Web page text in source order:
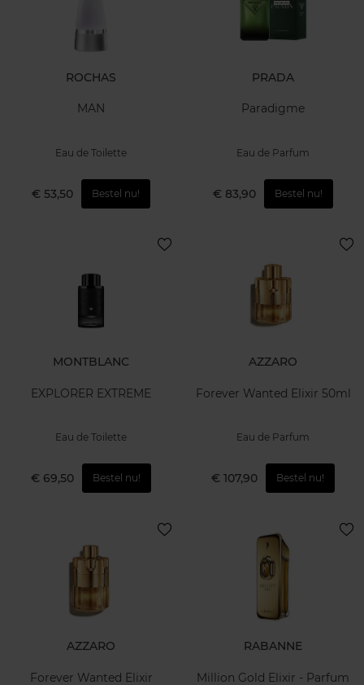
ROCHAS
MAN
Eau de Toilette
€ 53,50 Bestel nu!
PRADA
Paradigme
Eau de Parfum
€ 83,90 Bestel nu!
MONTBLANC
EXPLORER EXTREME
Eau de Toilette
€ 69,50 Bestel nu!
AZZARO
Forever Wanted Elixir 50ml
Eau de Parfum
€ 107,90 Bestel nu!
AZZARO
Forever Wanted Elixir
RABANNE
Million Gold Elixir - Parfum